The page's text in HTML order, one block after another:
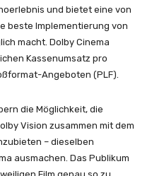
und bietet eine von
beste Implementierung von
macht. Dolby Cinema
Kassenumsatz pro
Angeboten (PLF).
die Möglichkeit, die
Vision zusammen mit dem
– dieselben
ausmachen. Das Publikum